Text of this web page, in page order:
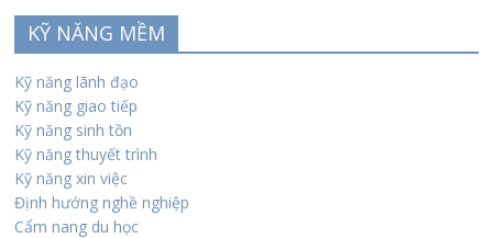
KỸ NĂNG MỀM
Kỹ năng lãnh đạo
Kỹ năng giao tiếp
Kỹ năng sinh tồn
Kỹ năng thuyết trình
Kỹ năng xin việc
Định hướng nghề nghiệp
Cẩm nang du học